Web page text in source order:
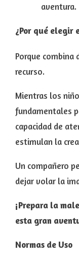
aventura.
¿Por qué elegir
Porque combina
recurso.
Mientras los
fundamentales
capacidad de
estimulan la
Un compañero
dejar volar la
¡Prepara la
esta gran
Normas de Uso